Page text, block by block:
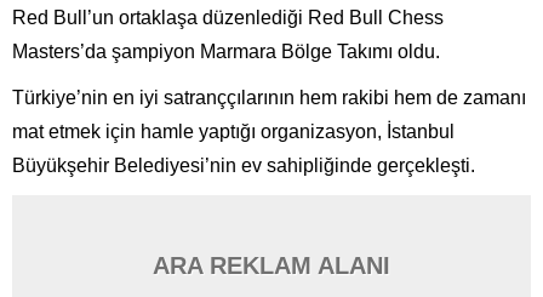
Red Bull’un ortaklaşa düzenlediği Red Bull Chess
Masters’da şampiyon Marmara Bölge Takımı oldu.
Türkiye’nin en iyi satranççılarının hem rakibi hem de zamanı
mat etmek için hamle yaptığı organizasyon, İstanbul
Büyükşehir Belediyesi’nin ev sahipliğinde gerçekleşti.
ARA REKLAM ALANI